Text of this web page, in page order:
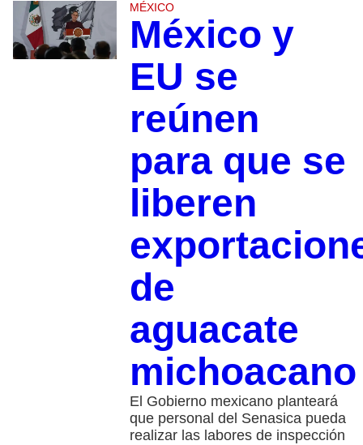
MÉXICO
México y
EU se
reúnen
para que se
liberen
de
aguacate
michoacano
El Gobierno mexicano planteará
que personal del Senasica pueda
realizar las labores de inspección